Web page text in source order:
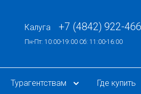
Калуга +7 (4842) 922-
Пн-Пт: 10:00-19:00 Сб: 11:00-16:00
Турагентствам Где купить